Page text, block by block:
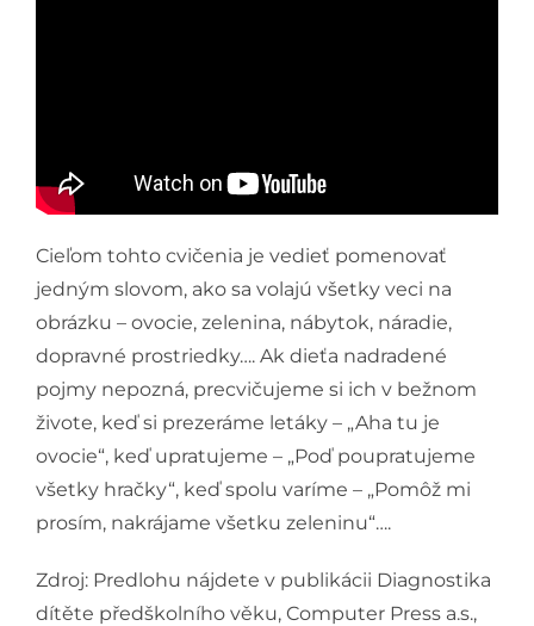
Cieľom tohto cvičenia je vedieť pomenovať
jedným slovom, ako sa volajú všetky veci na
obrázku – ovocie, zelenina, nábytok, náradie,
dopravné prostriedky…. Ak dieťa nadradené
pojmy nepozná, precvičujeme si ich v bežnom
živote, keď si prezeráme letáky – „Aha tu je
ovocie“, keď upratujeme – „Poď poupratujeme
všetky hračky“, keď spolu varíme – „Pomôž mi
prosím, nakrájame všetku zeleninu“….
Zdroj: Predlohu nájdete v publikácii Diagnostika
dítěte předškolního věku, Computer Press a.s.,